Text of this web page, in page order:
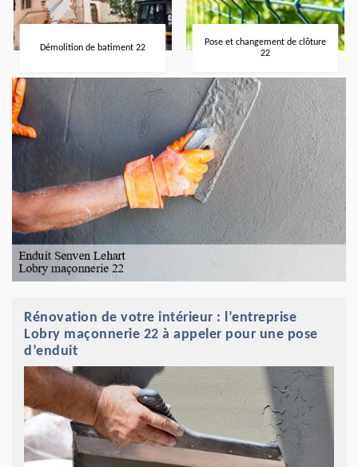
Démolition de batiment 22
Pose et changement de clôture
22
Rénovation de votre intérieur : l’entreprise
Lobry maçonnerie 22 à appeler pour une pose
d’enduit